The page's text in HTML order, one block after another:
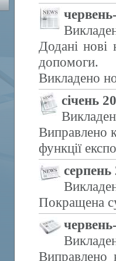
Додані
допомоги.
Викладено
січень
Виправлено
функції
серпень
Покращена
Виправлено